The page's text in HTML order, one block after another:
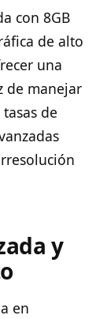
con 8GB
de alto
una
de manejar
de
y
en